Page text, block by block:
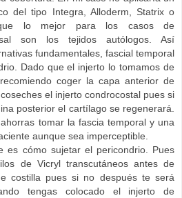
del tipo Integra, Alloderm, Statrix o
lo mejor para los casos de
son los tejidos autólogos. Así
fundamentales, fascial temporal
Dado que el injerto lo tomamos de
coger la capa anterior de
el injerto condrocostal pues si
posterior el cartílago se regenerará.
tomar la fascia temporal y una
aunque sea imperceptible.
es cómo sujetar el pericondrio. Pues
de Vicryl transcutáneos antes de
costilla pues si no después te será
tengas colocado el injerto de